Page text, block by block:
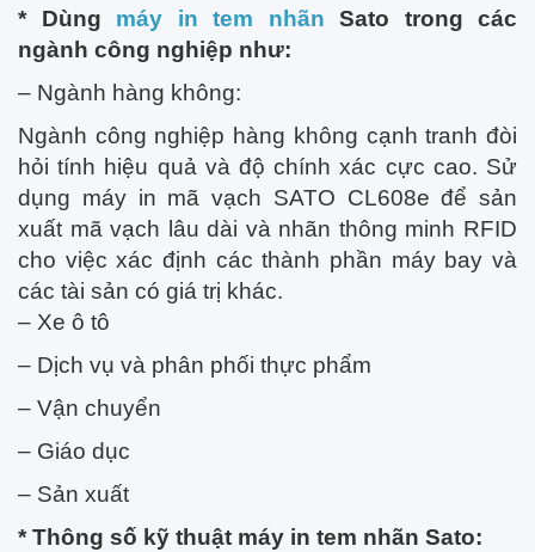
* Dùng máy in tem nhãn Sato trong các
ngành công nghiệp như:
– Ngành hàng không:
Ngành công nghiệp hàng không cạnh tranh đòi
hỏi tính hiệu quả và độ chính xác cực cao. Sử
dụng máy in mã vạch SATO CL608e để sản
xuất mã vạch lâu dài và nhãn thông minh RFID
cho việc xác định các thành phần máy bay và
các tài sản có giá trị khác.
– Xe ô tô
– Dịch vụ và phân phối thực phẩm
– Vận chuyển
– Giáo dục
– Sản xuất
* Thông số kỹ thuật máy in tem nhãn Sato: